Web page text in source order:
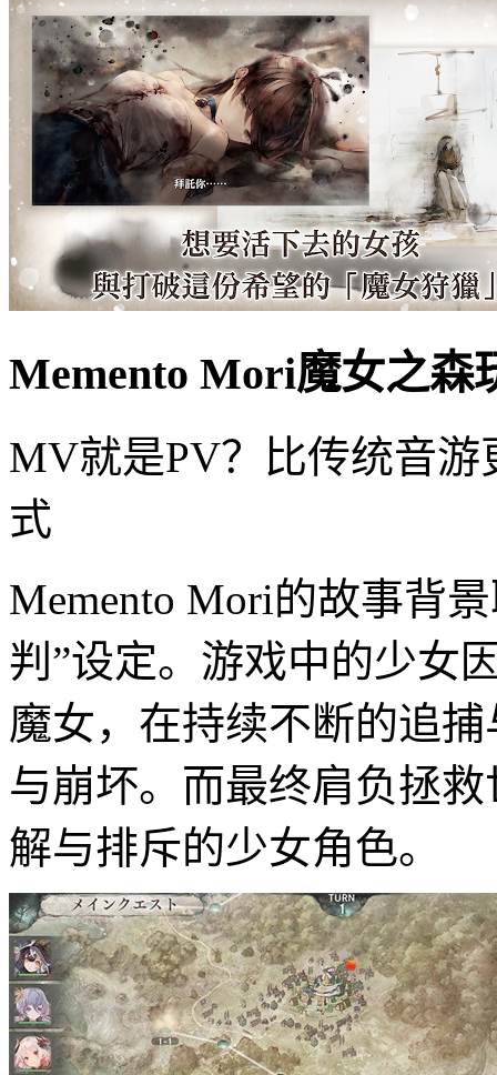
Memento Mori魔女之森
MV就是PV？比传统音
式
Memento Mori的故事背
判”设定。游戏中的少女
魔女，在持续不断的追
与崩坏。而最终肩负拯
解与排斥的少女角色。